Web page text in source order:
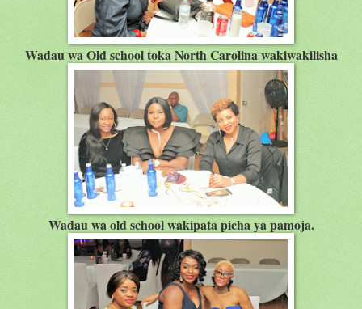
Wadau wa Old school toka North Carolina wakiwakilisha
Wadau wa old school wakipata picha ya pamoja.